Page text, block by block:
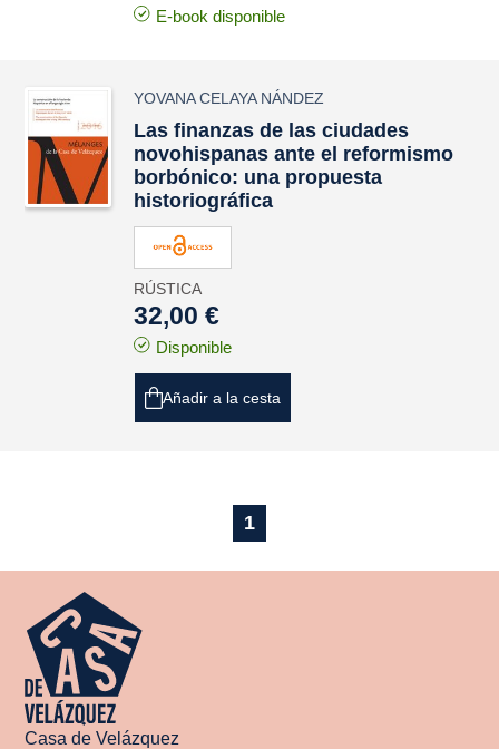
E-book disponible
YOVANA CELAYA NÁNDEZ
Las finanzas de las ciudades
novohispanas ante el reformismo
borbónico: una propuesta
historiográfica
RÚSTICA
32,00 €
Disponible
Añadir a la cesta
1
Casa de Velázquez